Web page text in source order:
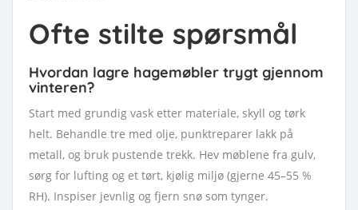
Ofte stilte spørsmål
Hvordan lagre hagemøbler trygt gjennom
vinteren?
Start med grundig vask etter materiale, skyll og tørk
helt. Behandle tre med olje, punktreparer lakk på
metall, og bruk pustende trekk. Hev møblene fra gulv,
sørg for lufting og et tørt, kjølig miljø (gjerne 45–55 %
RH). Inspiser jevnlig og fjern snø som tynger.